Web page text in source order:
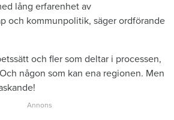
lång erfarenhet av
och kommunpolitik, säger ordförande
och fler som deltar i processen,
någon som kan ena regionen. Men